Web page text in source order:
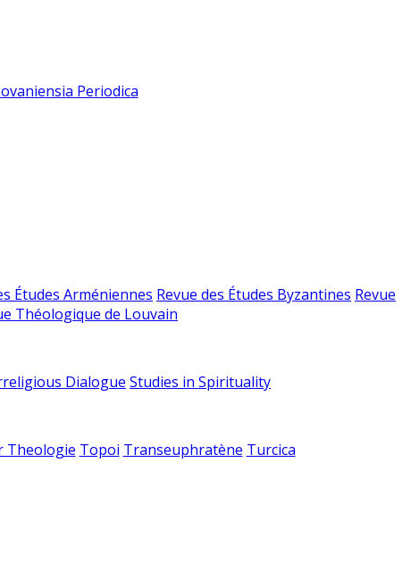
Periodica
Études Arméniennes Revue des Études Byzantines Revue
Théologique de Louvain
Dialogue Studies in Spirituality
Theologie Topoi Transeuphratène Turcica